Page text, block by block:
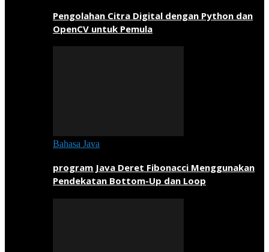
Pengolahan Citra Digital dengan Python dan
OpenCV untuk Pemula
Bahasa Java
program Java Deret Fibonacci Menggunakan
Pendekatan Bottom-Up dan Loop